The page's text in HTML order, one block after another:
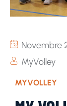
Novembre
MyVolley
MYVOLLEY